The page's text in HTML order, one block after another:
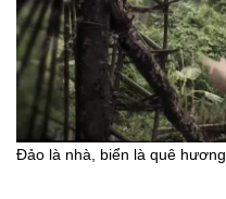
Đảo là nhà, biển là quê hương